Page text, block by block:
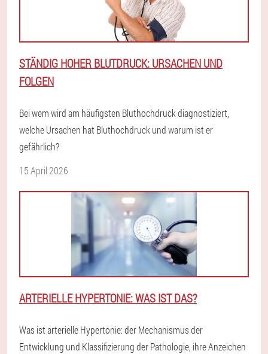
STÄNDIG HOHER BLUTDRUCK: URSACHEN UND
FOLGEN
Bei wem wird am häufigsten Bluthochdruck diagnostiziert,
welche Ursachen hat Bluthochdruck und warum ist er
gefährlich?
15 April 2026
ARTERIELLE HYPERTONIE: WAS IST DAS?
Was ist arterielle Hypertonie: der Mechanismus der
Entwicklung und Klassifizierung der Pathologie, ihre Anzeichen